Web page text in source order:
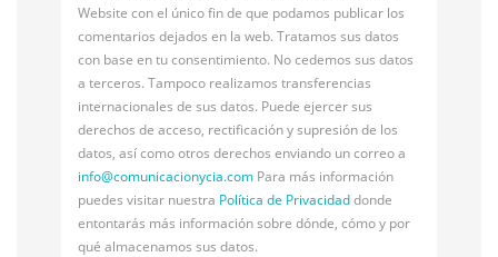
Website con el único fin de que podamos publicar los
comentarios dejados en la web. Tratamos sus datos
con base en tu consentimiento. No cedemos sus datos
a terceros. Tampoco realizamos transferencias
internacionales de sus datos. Puede ejercer sus
derechos de acceso, rectificación y supresión de los
datos, así como otros derechos enviando un correo a
info@comunicacionycia.com Para más información
puedes visitar nuestra Política de Privacidaddonde
entontarás más información sobre dónde, cómo y por
qué almacenamos sus datos.